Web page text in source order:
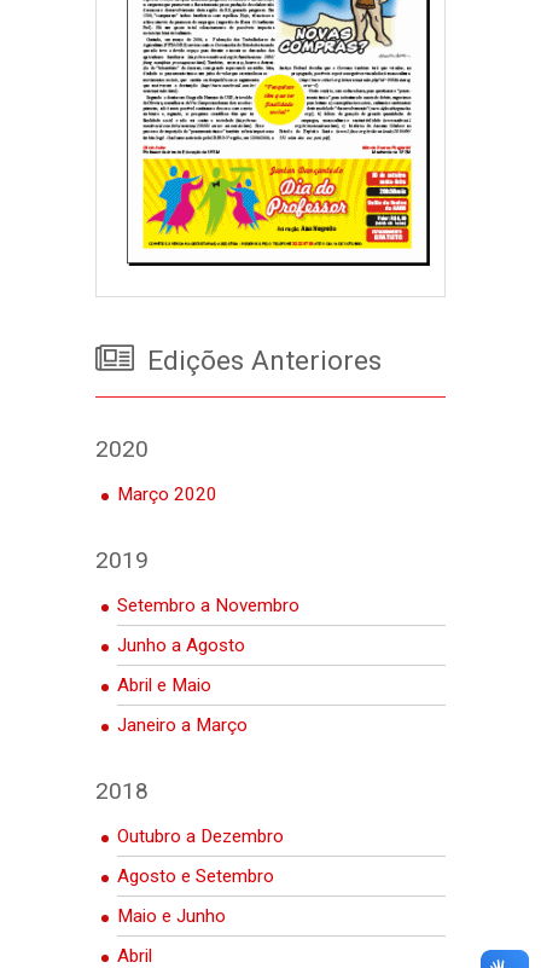
Edições Anteriores
2020
Março 2020
2019
Setembro a Novembro
Junho a Agosto
Abril e Maio
Janeiro a Março
2018
Outubro a Dezembro
Agosto e Setembro
Maio e Junho
Abril